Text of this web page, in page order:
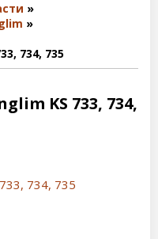
734, 735
KS 733, 734,